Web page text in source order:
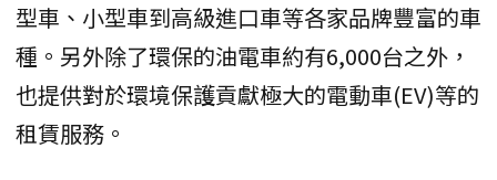
型車、小型車到高級進口車等各家品牌豐富的車
種。另外除了環保的油電車約有6,000台之外，
也提供對於環境保護貢獻極大的電動車(EV)等的
租賃服務。